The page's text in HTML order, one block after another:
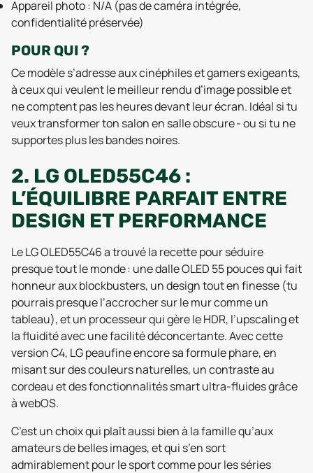
Appareil photo : N/A (pas de caméra intégrée,
confidentialité préservée)
POUR QUI ?
Ce modèle s’adresse aux cinéphiles et gamers exigeants,
à ceux qui veulent le meilleur rendu d’image possible et
ne comptent pas les heures devant leur écran. Idéal si tu
veux transformer ton salon en salle obscure - ou si tu ne
supportes plus les bandes noires.
2. LG OLED55C46 :
L’ÉQUILIBRE PARFAIT ENTRE
DESIGN ET PERFORMANCE
Le LG OLED55C46 a trouvé la recette pour séduire
presque tout le monde : une dalle OLED 55 pouces qui fait
honneur aux blockbusters, un design tout en finesse (tu
pourrais presque l’accrocher sur le mur comme un
tableau), et un processeur qui gère le HDR, l’upscaling et
la fluidité avec une facilité déconcertante. Avec cette
version C4, LG peaufine encore sa formule phare, en
misant sur des couleurs naturelles, un contraste au
cordeau et des fonctionnalités smart ultra-fluides grâce
à webOS.
C’est un choix qui plaît aussi bien à la famille qu’aux
amateurs de belles images, et qui s’en sort
admirablement pour le sport comme pour les séries